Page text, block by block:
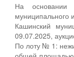
На основании
муниципального
Кашинский
09.07.2025,
По лоту № 1: